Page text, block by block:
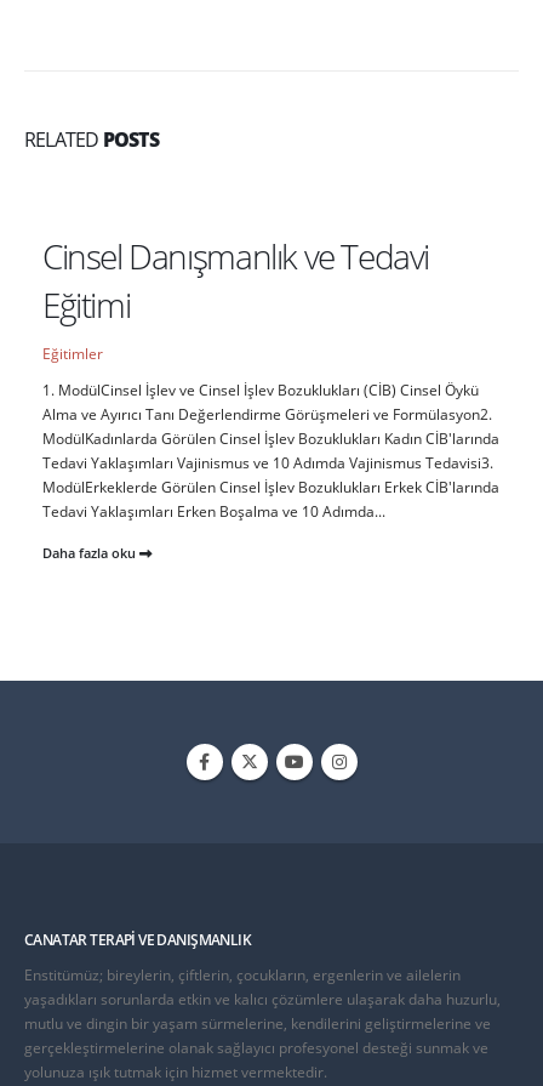
RELATED POSTS
Cinsel Danışmanlık ve Tedavi
Eğitimi
Eğitimler
1. ModülCinsel İşlev ve Cinsel İşlev Bozuklukları (CİB) Cinsel Öykü
Alma ve Ayırıcı Tanı Değerlendirme Görüşmeleri ve Formülasyon2.
ModülKadınlarda Görülen Cinsel İşlev Bozuklukları Kadın CİB'larında
Tedavi Yaklaşımları Vajinismus ve 10 Adımda Vajinismus Tedavisi3.
ModülErkeklerde Görülen Cinsel İşlev Bozuklukları Erkek CİB'larında
Tedavi Yaklaşımları Erken Boşalma ve 10 Adımda...
Daha fazla oku
CANATAR TERAPI VE DANIŞMANLIK
Enstitümüz; bireylerin, çiftlerin, çocukların, ergenlerin ve ailelerin
yaşadıkları sorunlarda etkin ve kalıcı çözümlere ulaşarak daha huzurlu,
mutlu ve dingin bir yaşam sürmelerine, kendilerini geliştirmelerine ve
gerçekleştirmelerine olanak sağlayıcı profesyonel desteği sunmak ve
yolunuza ışık tutmak için hizmet vermektedir.